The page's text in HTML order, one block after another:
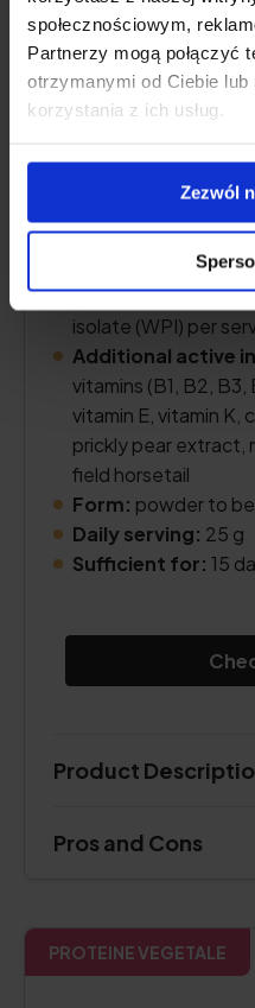
społecznościowym,
Partnerzy mogą połączyć
otrzymanymi od Ciebie
korzystania z ich usług.
Zezwól
Protein content:
isolate (WPI) per
Additional active
vitamins (B1, B2, B3,
vitamin E, vitamin K,
prickly pear extract,
field horsetail
Form: powder to
Daily serving: 25 g
Sufficient for: 15
Product
Pros and Cons
PROTEINE VEGETALE